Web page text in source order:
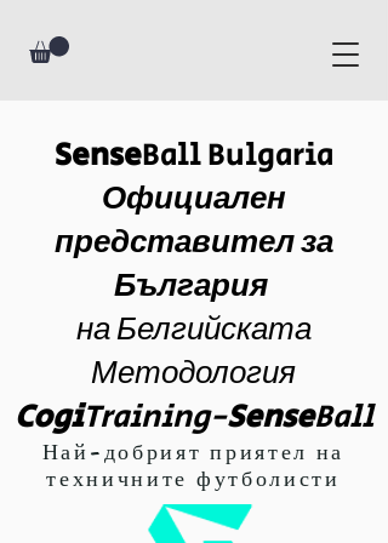
SenseBall Bulgaria
Официален
представител за
България
на Белгийската
Методология
CogiTraining-SenseBall
Най-добрият приятел на
техничните футболисти